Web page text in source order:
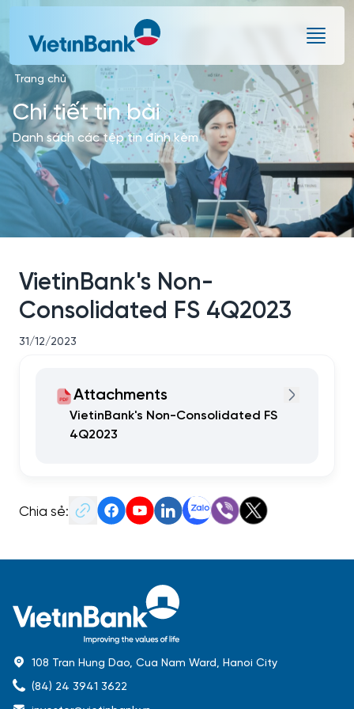
Trang chủ
Chi tiết tin bài
Danh sách các tệp tin đính kèm
VietinBank's Non-
Consolidated FS 4Q2023
31/12/2023
Attachments
VietinBank's Non-Consolidated FS
4Q2023
Chia sẻ:
108 Tran Hung Dao, Cua Nam Ward, Hanoi City
(84) 24 3941 3622